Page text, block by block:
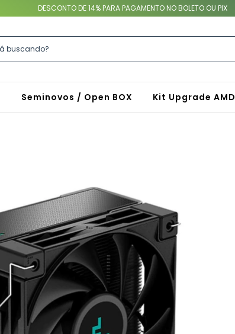
DESCONTO DE 14% PARA PAGAMENTO NO BOLETO OU PIX
Seminovos / Open BOX Kit Upgrade AMD